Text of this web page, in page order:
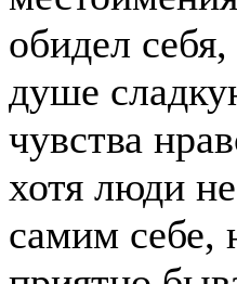
обидел
душе
чувства
хотя люди
самим себе,